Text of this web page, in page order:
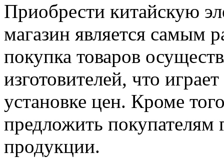
Приобрести китайскую
магазин является самым
покупка товаров
изготовителей, что
установке цен. Кроме
предложить
продукции.